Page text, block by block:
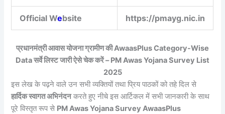
Official Website https://pmayg.nic.in
प्रधानमंत्री आवास योजना ग्रामीण की AwaasPlus Category-Wise
Data सर्वे लिस्ट जारी ऐसे चेक करें – PM Awas Yojana Survey List
2025
इस लेख के पढ़ने वाले उन सभी व्यक्तियों तथा प्रिय पाठकों को तहे दिल से
हार्दिक स्वागत अभिनंदनकरते हुए नीचे इस आर्टिकल में सभी जानकारी के साथ
पूरे विस्तृत रूप से PM Awas Yojana Survey AwaasPlus